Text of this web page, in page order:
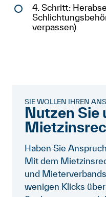
4. Schritt:
verpassen)
SIE WOLLEN IHREN
Nutzen Sie
Haben Sie
Mit dem
und
wenigen Klicks